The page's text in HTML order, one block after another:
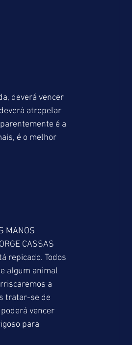
deverá vencer
atropelar
é a
é o melhor
MANOS
CASSAS
repicado. Todos
algum animal
a
tratar-se de
vencer
para